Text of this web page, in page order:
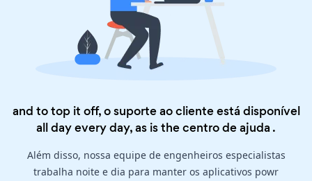
and to top it off, o suporte ao cliente está disponível
all day every day, as is thecentro de ajuda .
Além disso, nossa equipe de engenheiros especialistas
trabalha noite e dia para manter os aplicativos powr